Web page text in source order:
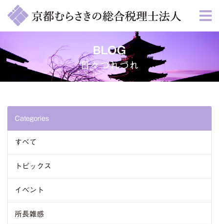
BLOG
日々つれづれ
Categories
すべて
トピックス
イベント
所長雑感